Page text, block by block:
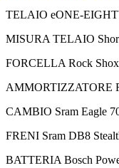
TELAIO eONE-
MISURA TELAIO
FORCELLA Rock
AMMORTIZZATORE
CAMBIO Sram Eagle
FRENI Sram DB8
BATTERIA Bosch